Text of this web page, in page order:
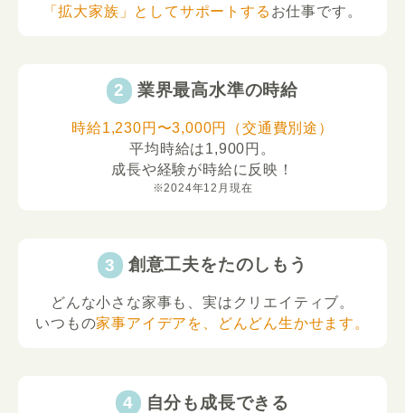
「拡大家族」としてサポートする お仕事です。
業界最高水準の時給
時給1,230円〜3,000円（交通費別途）
平均時給は1,900円。
成長や経験が時給に反映！
※2024年12月現在
創意工夫をたのしもう
どんな小さな家事も、実はクリエイティブ。
いつもの家事アイデアを、どんどん生かせます。
自分も成長できる